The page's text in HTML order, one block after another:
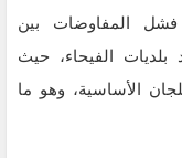
المفاوضات بين
بلديات الفيحاء، حيث
الأساسية، وهو ما